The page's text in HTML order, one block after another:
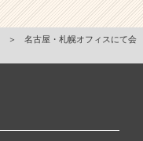
＞
名古屋・札幌オフィスにて会